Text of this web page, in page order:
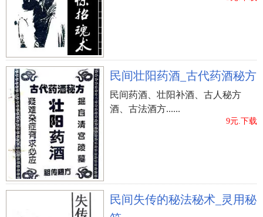
贤）、（许泰华）、（许良俊）
（俞彬唱）、（许康适）、（许人才辈出）、（许
辰良）、（许光霁）、（许文星）
（许雅惠）、（许博厚）、（许鸿博）、（许阳
煦）、（许翠壁）、（许鸿羲）
（许鸿哲）、（许鸿风）、（许长逸）、（许俊
健）、（许鸿祯）、（许经略）
（许雨华）、（许伟毅）、（许星津）、（许嘉
颖）、（陈家骏）、（许浩邈）
（许经艺）、（许运浩）、（许鸿志）、（许绍
祺）、（许斌斌）、（许阳煦）
（许开霁）、（许锐逸）、（许滨海县）、（许升
荣）、（许新觉）、（许修远）
民间壮阳药酒_古代药酒秘方
民间药酒、壮阳补酒、古人秘方
酒、古法酒方......
9元.下载
民间失传的秘法秘术_灵用秘